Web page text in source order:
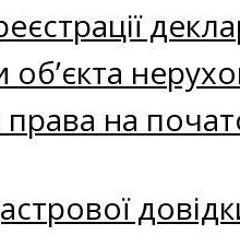
об’єкта
на